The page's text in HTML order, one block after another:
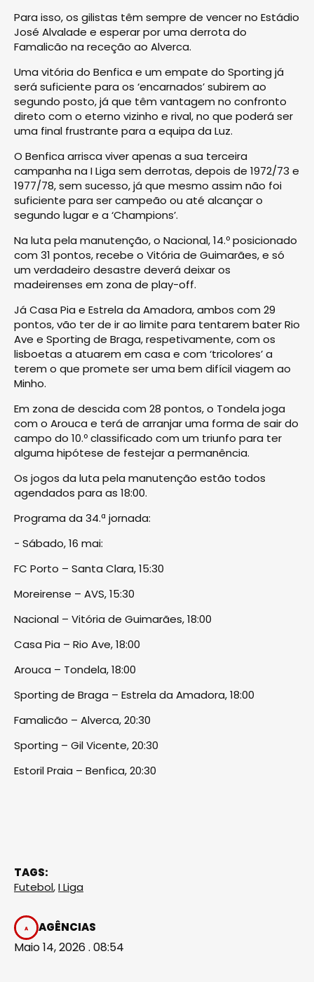
Para isso, os gilistas têm sempre de vencer no Estádio
José Alvalade e esperar por uma derrota do
Famalicão na receção ao Alverca.
Uma vitória do Benfica e um empate do Sporting já
será suficiente para os ‘encarnados’ subirem ao
segundo posto, já que têm vantagem no confronto
direto com o eterno vizinho e rival, no que poderá ser
uma final frustrante para a equipa da Luz.
O Benfica arrisca viver apenas a sua terceira
campanha na I Liga sem derrotas, depois de 1972/73 e
1977/78, sem sucesso, já que mesmo assim não foi
suficiente para ser campeão ou até alcançar o
segundo lugar e a ‘Champions’.
Na luta pela manutenção, o Nacional, 14.º posicionado
com 31 pontos, recebe o Vitória de Guimarães, e só
um verdadeiro desastre deverá deixar os
madeirenses em zona de play-off.
Já Casa Pia e Estrela da Amadora, ambos com 29
pontos, vão ter de ir ao limite para tentarem bater Rio
Ave e Sporting de Braga, respetivamente, com os
lisboetas a atuarem em casa e com ‘tricolores’ a
terem o que promete ser uma bem difícil viagem ao
Minho.
Em zona de descida com 28 pontos, o Tondela joga
com o Arouca e terá de arranjar uma forma de sair do
campo do 10.º classificado com um triunfo para ter
alguma hipótese de festejar a permanência.
Os jogos da luta pela manutenção estão todos
agendados para as 18:00.
Programa da 34.ª jornada:
- Sábado, 16 mai:
FC Porto – Santa Clara, 15:30
Moreirense – AVS, 15:30
Nacional – Vitória de Guimarães, 18:00
Casa Pia – Rio Ave, 18:00
Arouca – Tondela, 18:00
Sporting de Braga – Estrela da Amadora, 18:00
Famalicão – Alverca, 20:30
Sporting – Gil Vicente, 20:30
Estoril Praia – Benfica, 20:30
TAGS:
Futebol,I Liga
AGÊNCIAS
Maio 14, 2026 . 08:54